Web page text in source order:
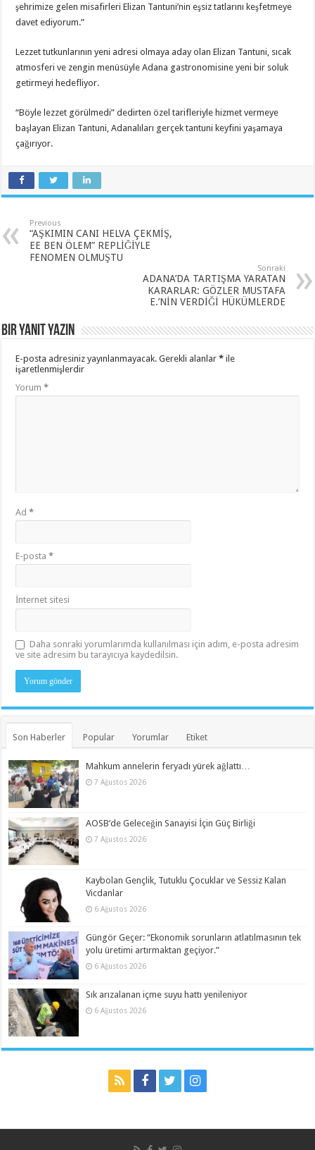
şehrimize gelen misafirleri Elizan Tantuni’nin eşsiz tatlarını keşfetmeye
davet ediyorum.”
Lezzet tutkunlarının yeni adresi olmaya aday olan Elizan Tantuni, sıcak
atmosferi ve zengin menüsüyle Adana gastronomisine yeni bir soluk
getirmeyi hedefliyor.
“Böyle lezzet görülmedi” dedirten özel tarifleriyle hizmet vermeye
başlayan Elizan Tantuni, Adanalıları gerçek tantuni keyfini yaşamaya
çağırıyor.
Previous
“AŞKIMIN CANI HELVA ÇEKMİŞ,
EE BEN ÖLEM” REPLİĞİYLE
FENOMEN OLMUŞTU
Sonraki
ADANA’DA TARTIŞMA YARATAN
KARARLAR: GÖZLER MUSTAFA
E.’NİN VERDİĞİ HÜKÜMLERDE
Bir yanıt yazın
E-posta adresiniz yayınlanmayacak. Gerekli alanlar* ile
işaretlenmişlerdir
Yorum*
Ad*
E-posta*
İnternet sitesi
Daha sonraki yorumlarımda kullanılması için adım, e-posta adresim
ve site adresim bu tarayıcıya kaydedilsin.
Son Haberler Popular Yorumlar Etiket
Mahkum annelerin feryadı yürek ağlattı…
7 Ağustos 2026
AOSB’de Geleceğin Sanayisi İçin Güç Birliği
7 Ağustos 2026
Kaybolan Gençlik, Tutuklu Çocuklar ve Sessiz Kalan
Vicdanlar
6 Ağustos 2026
Güngör Geçer: “Ekonomik sorunların atlatılmasının tek
yolu üretimi artırmaktan geçiyor.”
6 Ağustos 2026
Sık arızalanan içme suyu hattı yenileniyor
6 Ağustos 2026